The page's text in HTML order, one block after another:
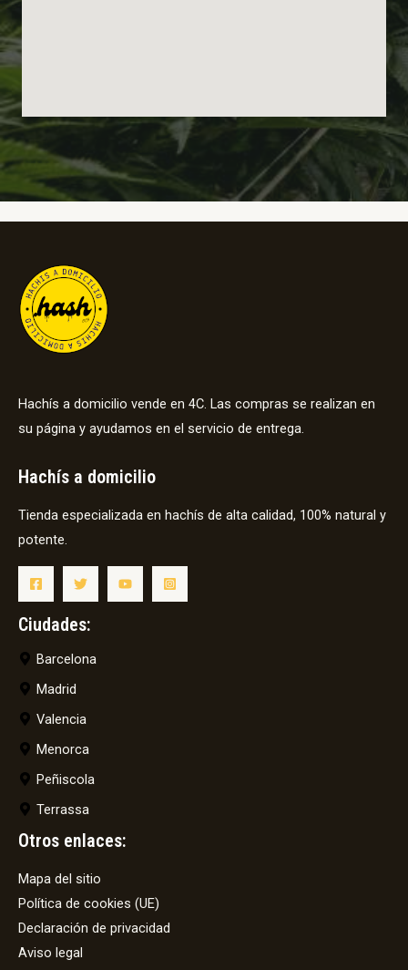
Hachís a domicilio vende en 4C. Las compras se realizan en
su página y ayudamos en el servicio de entrega.
Hachís a domicilio
Tienda especializada en hachís de alta calidad, 100% natural y
potente.
Ciudades:
Barcelona
Madrid
Valencia
Menorca
Peñiscola
Terrassa
Otros enlaces:
Mapa del sitio
Política de cookies (UE)
Declaración de privacidad
Aviso legal